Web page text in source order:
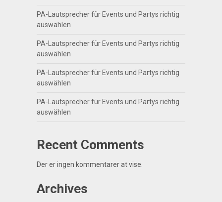
PA-Lautsprecher für Events und Partys richtig
auswählen
PA-Lautsprecher für Events und Partys richtig
auswählen
PA-Lautsprecher für Events und Partys richtig
auswählen
PA-Lautsprecher für Events und Partys richtig
auswählen
Recent Comments
Der er ingen kommentarer at vise.
Archives